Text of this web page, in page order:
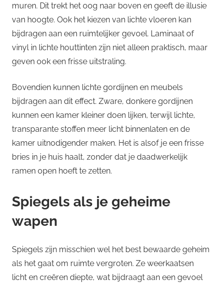
muren. Dit trekt het oog naar boven en geeft de illusie
van hoogte. Ook het kiezen van lichte vloeren kan
bijdragen aan een ruimtelijker gevoel. Laminaat of
vinyl in lichte houttinten zijn niet alleen praktisch, maar
geven ook een frisse uitstraling.
Bovendien kunnen lichte gordijnen en meubels
bijdragen aan dit effect. Zware, donkere gordijnen
kunnen een kamer kleiner doen lijken, terwijl lichte,
transparante stoffen meer licht binnenlaten en de
kamer uitnodigender maken. Het is alsof je een frisse
bries in je huis haalt, zonder dat je daadwerkelijk
ramen open hoeft te zetten.
Spiegels als je geheime
wapen
Spiegels zijn misschien wel het best bewaarde geheim
als het gaat om ruimte vergroten. Ze weerkaatsen
licht en creëren diepte, wat bijdraagt aan een gevoel